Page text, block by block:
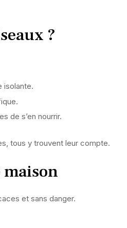
?
isolante.
de s’en nourrir.
tous y trouvent leur compte.
maison
et sans danger.